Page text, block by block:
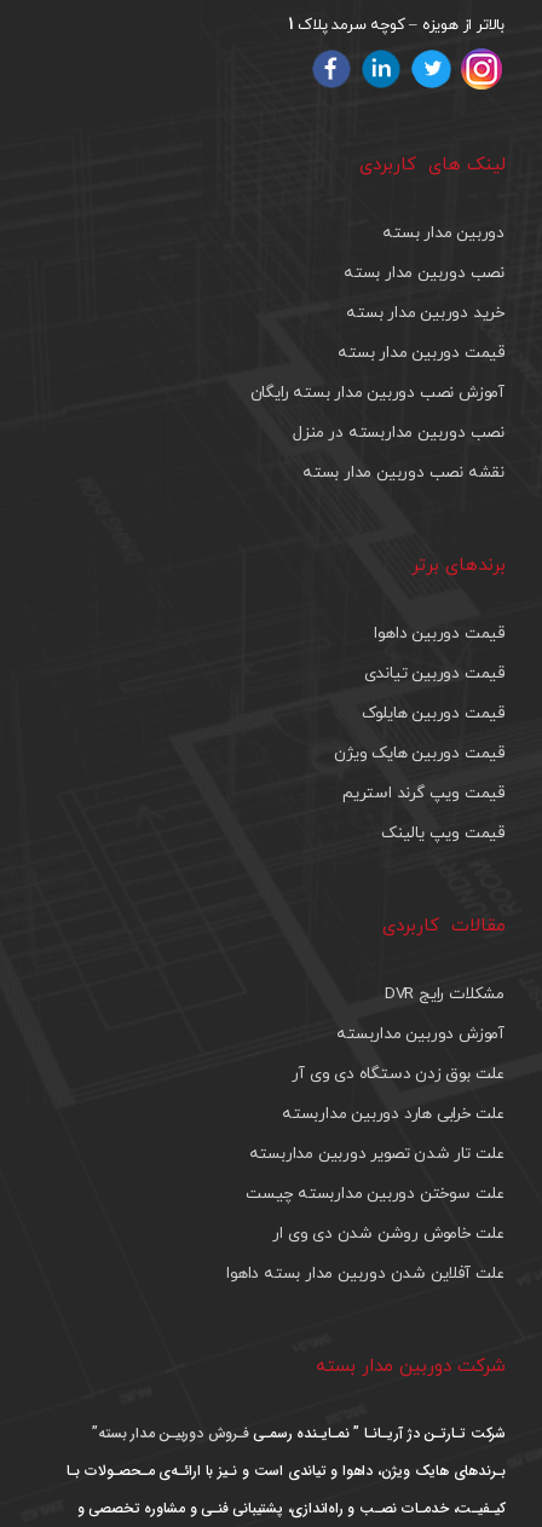
بالاتر از هویزه – کوچه سرمد پلاک 1
لینک های کاربردی
دوربین مدار بسته
نصب دوربین مدار بسته
خرید دوربین مدار بسته
قیمت دوربین مدار بسته
آموزش نصب دوربین مدار بسته رایگان
نصب دوربین مداربسته در منزل
نقشه نصب دوربین مدار بسته
برندهای برتر
قیمت دوربین داهوا
قیمت دوربین تیاندی
قیمت دوربین هایلوک
قیمت دوربین هایک ویژن
قیمت ویپ گرند استریم
قیمت ویپ یالینک
مقالات کاربردی
مشکلات رایج DVR
آموزش دوربین مداربسته
علت بوق زدن دستگاه دی وی آر
علت خرابی هارد دوربین مداربسته
علت تار شدن تصویر دوربین مداربسته
علت سوختن دوربین مداربسته چیست
علت خاموش روشن شدن دی وی ار
علت آفلاین شدن دوربین مدار بسته داهوا
شرکت دوربین مدار بسته
شرکت تـارتـن دژ آریـانـا ” نمـایـنده رسمـیفـروش دوربیـن مدار بسته”
بـرندهای هایک ویژن، داهوا و تیاندی است و نـیز با ارائـه‌ی مـحصـولات بـا
کیـفیـت، خدمـات نصـب و راه‌اندازی، پشتیبانی فنـی و مشاوره تخصصی و